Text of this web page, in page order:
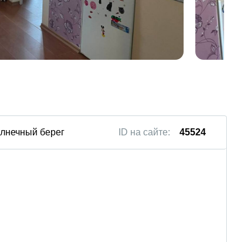
берег 45524
ID на сайте: